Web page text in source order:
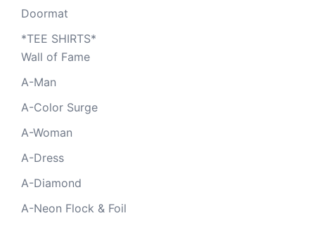
Doormat
*TEE SHIRTS*
Wall of Fame
A-Man
A-Color Surge
A-Woman
A-Dress
A-Diamond
A-Neon Flock & Foil